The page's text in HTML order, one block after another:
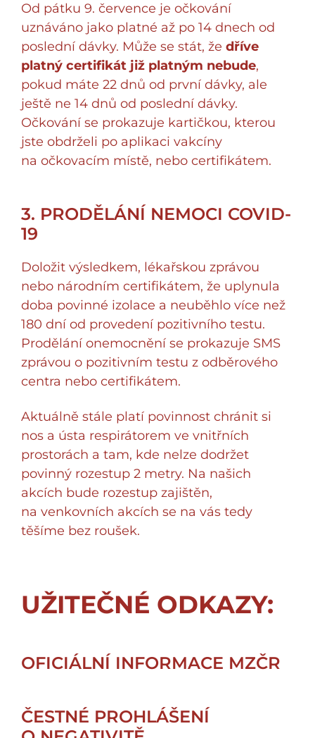
Od pátku 9. července je očkování
uznáváno jako platné až po 14 dnech od
poslední dávky. Může se stát, že dříve
platný certifikát již platným nebude,
pokud máte 22 dnů od první dávky, ale
ještě ne 14 dnů od poslední dávky.
Očkování se prokazuje kartičkou, kterou
jste obdrželi po aplikaci vakcíny
na očkovacím místě, nebo certifikátem.
3. PRODĚLÁNÍ NEMOCI COVID-
19
Doložit výsledkem, lékařskou zprávou
nebo národním certifikátem, že uplynula
doba povinné izolace a neuběhlo více než
180 dní od provedení pozitivního testu.
Prodělání onemocnění se prokazuje SMS
zprávou o pozitivním testu z odběrového
centra nebo certifikátem.
Aktuálně stále platí povinnost chránit si
nos a ústa respirátorem ve vnitřních
prostorách a tam, kde nelze dodržet
povinný rozestup 2 metry. Na našich
akcích bude rozestup zajištěn,
na venkovních akcích se na vás tedy
těšíme bez roušek.
UŽITEČNÉ ODKAZY:
OFICIÁLNÍ INFORMACE MZČR
ČESTNÉ PROHLÁŠENÍ